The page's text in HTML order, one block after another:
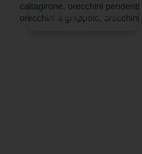
caltagirone, orecchini pendenti
orecchini a grappolo, orecchini
Aggiungi al carrello